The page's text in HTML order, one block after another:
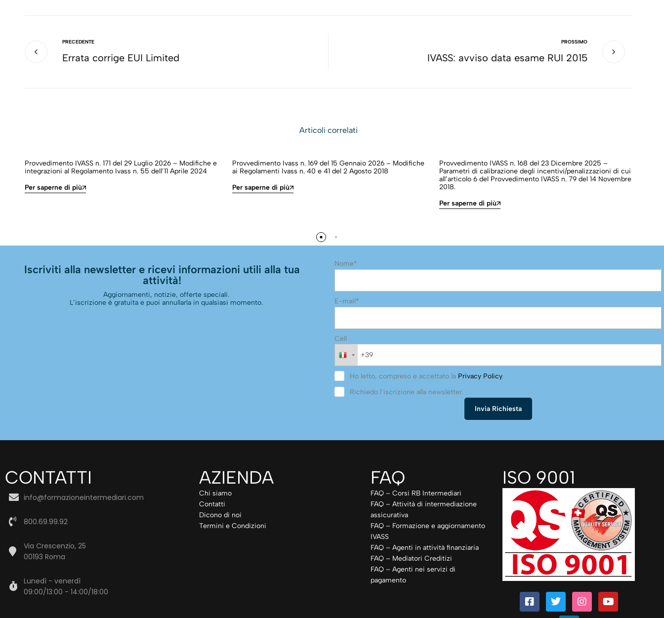
PRECEDENTE
Errata corrige EUI Limited
PROSSIMO
IVASS: avviso data esame RUI 2015
Articoli correlati
Provvedimento IVASS n. 171 del 29 Luglio 2026 – Modifiche e
integrazioni al Regolamento Ivass n. 55 dell’11 Aprile 2024
Per saperne di più
Provvedimento Ivass n. 169 del 15 Gennaio 2026 – Modifiche
ai Regolamenti Ivass n. 40 e 41 del 2 Agosto 2018
Per saperne di più
Provvedimento IVASS n. 168 del 23 Dicembre 2025 –
Parametri di calibrazione degli incentivi/penalizzazioni di cui
all’articolo 6 del Provvedimento IVASS n. 79 del 14 Novembre
2018.
Per saperne di più
Iscriviti alla newsletter e ricevi informazioni utili alla tua
attività!
Aggiornamenti, notizie, offerte speciali.
L’iscrizione è gratuita e puoi annullarla in qualsiasi momento.
Nome*
E-mail*
Cell
Ho letto, compreso e accettato la Privacy Policy.
Richiedo l’iscrizione alla newsletter.
CONTATTI
info@formazioneintermediari.com
800.69.99.92
Via Crescenzio, 25
00193 Roma
Lunedì - venerdì
09:00/13:00 - 14:00/18:00
AZIENDA
Chi siamo
Contatti
Dicono di noi
Termini e Condizioni
FAQ
FAQ – Corsi RB Intermediari
FAQ – Attività di intermediazione
assicurativa
FAQ – Formazione e aggiornamento
IVASS
FAQ – Agenti in attività finanziaria
FAQ – Mediatori Creditizi
FAQ – Agenti nei servizi di
pagamento
ISO 9001